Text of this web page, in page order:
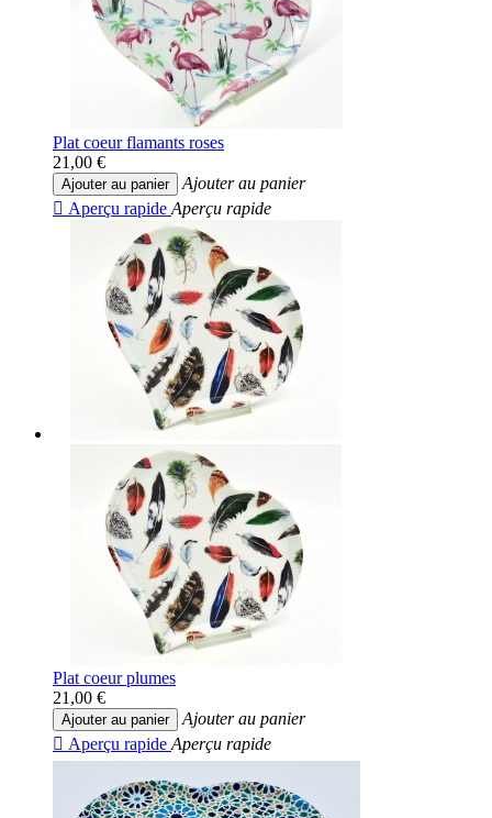
Plat coeur flamants roses
21,00 €
Ajouter au panier
Ajouter au panier
 Aperçu rapide Aperçu rapide
Plat coeur plumes
21,00 €
Ajouter au panier
Ajouter au panier
 Aperçu rapide Aperçu rapide